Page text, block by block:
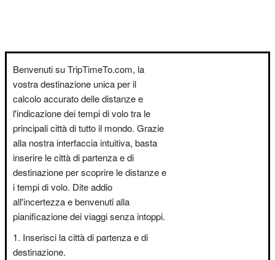
Benvenuti su TripTimeTo.com, la
vostra destinazione unica per il
calcolo accurato delle distanze e
l'indicazione dei tempi di volo tra le
principali città di tutto il mondo. Grazie
alla nostra interfaccia intuitiva, basta
inserire le città di partenza e di
destinazione per scoprire le distanze e
i tempi di volo. Dite addio
all'incertezza e benvenuti alla
pianificazione dei viaggi senza intoppi.
Inserisci la città di partenza e di
destinazione.